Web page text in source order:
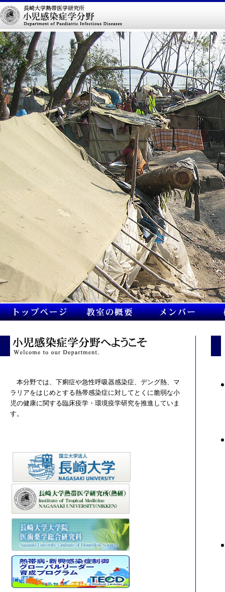
本分野では、下痢症や急性呼吸器感染症、デング熱、マ
ラリアをはじめとする熱帯感染症に対してとくに脆弱な小
児の健康に関する臨床疫学・環境疫学研究を推進していま
す。